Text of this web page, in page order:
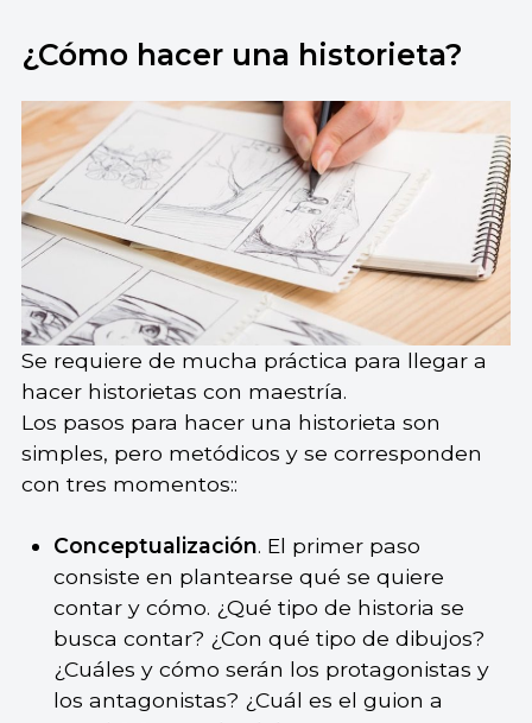
¿Cómo hacer una historieta?
Se requiere de mucha práctica para llegar a
hacer historietas con maestría.
Los pasos para hacer una historieta son
simples, pero metódicos y se corresponden
con tres momentos::
Conceptualización. El primer paso
consiste en plantearse qué se quiere
contar y cómo. ¿Qué tipo de historia se
busca contar? ¿Con qué tipo de dibujos?
¿Cuáles y cómo serán los protagonistas y
los antagonistas? ¿Cuál es el guion a